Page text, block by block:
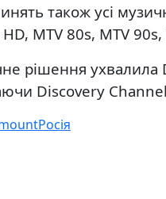
також усі
MTV 80s, MTV
рішення
Discovery
Росія